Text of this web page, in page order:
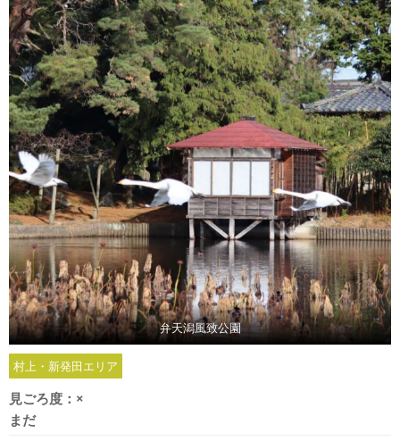
弁天潟風致公園
村上・新発田エリア
見ごろ度： ×
まだ